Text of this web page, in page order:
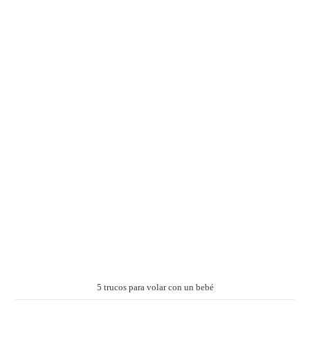
5 trucos para volar con un bebé